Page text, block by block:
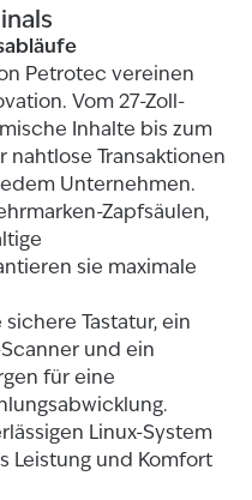
Petrotec vereinen
Vom 27-Zoll-
Inhalte bis zum
nahtlose Transaktionen
Unternehmen.
Zapfsäulen,
sie maximale
Tastatur, ein
und ein
für eine
Linux-System
Leistung und Komfort